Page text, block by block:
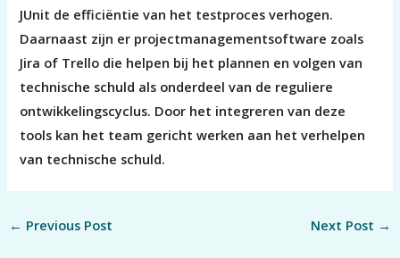
JUnit de efficiëntie van het testproces verhogen.
Daarnaast zijn er projectmanagementsoftware zoals
Jira of Trello die helpen bij het plannen en volgen van
technische schuld als onderdeel van de reguliere
ontwikkelingscyclus. Door het integreren van deze
tools kan het team gericht werken aan het verhelpen
van technische schuld.
← Previous Post Next Post →